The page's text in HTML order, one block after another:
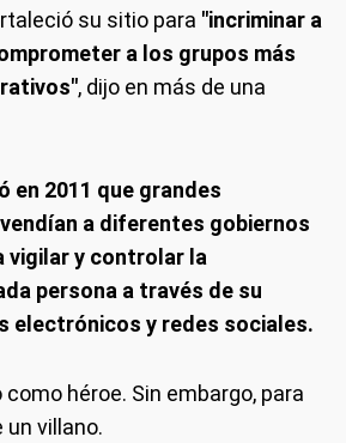
su sitio para "incriminar a
a los grupos más
, dijo en más de una
en 2011 que grandes
a diferentes gobiernos
vigilar y controlar la
persona a través de su
electrónicos y redes sociales.
héroe. Sin embargo, para
villano.